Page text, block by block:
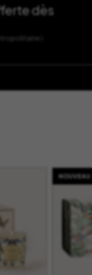
dès
)
NOUVEAU